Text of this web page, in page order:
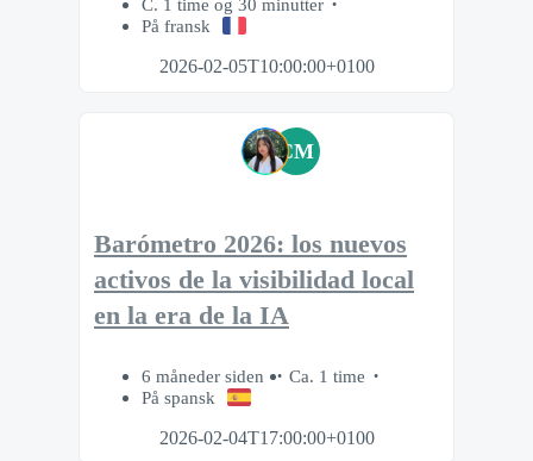
C. 1 time og 30 minutter
På fransk
2026-02-05T10:00:00+0100
CM
Barómetro 2026: los nuevos
activos de la visibilidad local
en la era de la IA
6 måneder siden
Ca. 1 time
På spansk
2026-02-04T17:00:00+0100